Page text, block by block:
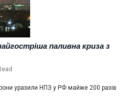
паливна криза з
уразили НПЗ у РФ майже 200 разів